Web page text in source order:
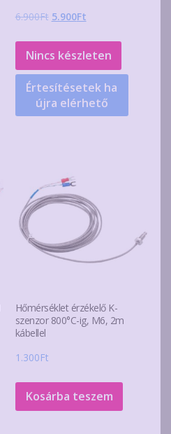
6.900Ft Original
was:
6.900Ft.
5.900FtCurrent
is:
5.900Ft.
Nincs készleten
Értesítésetek ha
újra elérhető
Hőmérséklet érzékelő K-
szenzor 800°C-ig, M6, 2m
kábellel
1.300Ft
Kosárba teszem